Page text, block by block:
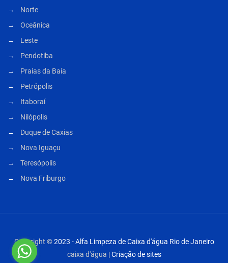
Norte
Oceânica
Leste
Pendotiba
Praias da Baía
Petrópolis
Itaboraí
Nilópolis
Duque de Caxias
Nova Iguaçu
Teresópolis
Nova Friburgo
Copyright ©2023 - Alfa Limpeza de Caixa d'água Rio de Janeiro
caixa d'água |Criação de sites